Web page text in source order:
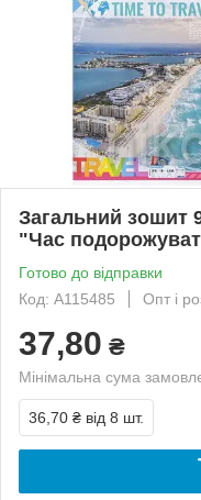
Загальний зошит
"Час
Готово до відправки
Код: А115485
Опт і
37,80 ₴
Мінімальна сума
36,70 ₴ від 8 шт.